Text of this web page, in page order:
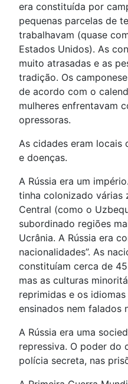
era constituída por
pequenas parcelas de
trabalhavam (quase
Estados Unidos). As
muito atrasadas e as
tradição. Os
de acordo com o
mulheres enfrentavam
opressoras.
As cidades eram locais
e doenças.
A Rússia era um
tinha colonizado várias
Central (como o
subordinado regiões
Ucrânia. A Rússia era
nacionalidades”. As
constituíam cerca de
mas as culturas
reprimidas e os
ensinados nem falados
A Rússia era uma
repressiva. O poder do
polícia secreta, nas